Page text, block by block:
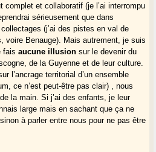
complet et collaboratif (je l’ai interrompu
sérieusement que dans
(j’ai des pistes en val de
voire Benauge). Mais autrement, je suis
faisaucune illusion sur le devenir du
de la Guyenne et de leur culture.
l’ancrage territorial d’un ensemble
ce n’est peut-être pas clair) , nous
la main. Si j’ai des enfants, je leur
large mais en sachant que ça ne
à parler entre nous pour ne pas être